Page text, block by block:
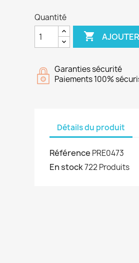
Quantité

Garanties sécurité
Paiements 100%
Détails du produit
Référence PRE0473
En stock722 Produits